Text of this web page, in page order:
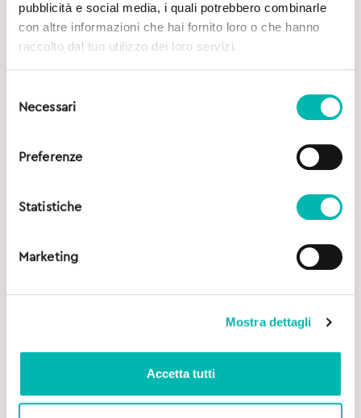
pubblicità e social media, i quali potrebbero combinarle
con altre informazioni che hai fornito loro o che hanno
raccolto dal tuo utilizzo dei loro servizi.
delNecessari
Preferenze
Statistiche
Marketing
Mostra dettagli
Accetta tutti